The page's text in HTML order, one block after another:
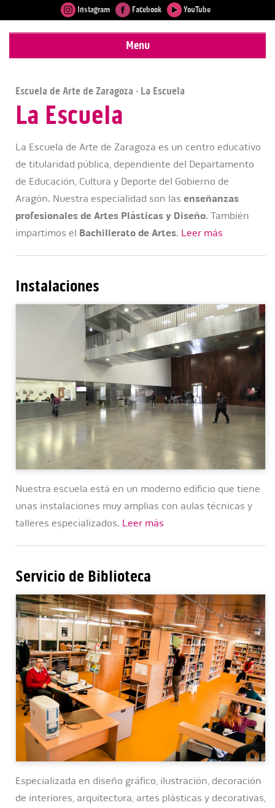
Instagram Facebook YouTube
Menu
Escuela de Arte de Zaragoza · La Escuela
La Escuela
La Escuela de Arte de Zaragoza es un centro educativo
de titularidad pública, dependiente del Departamento
de Educación, Cultura y Deporte del Gobierno de
Aragón. Nuestra especialidad son las enseñanzas
profesionales de Artes Plásticas y Diseño. También
impartimos el Bachillerato de Artes. Leer más
Instalaciones
Nuestra escuela está en un moderno edificio que tiene
unas instalaciones muy amplias con aulas técnicas y
talleres especializados. Leer más
Servicio de Biblioteca
Especializada en diseño gráfico, ilustración, decoración
de interiores, arquitectura, artes plásticas y decorativas,